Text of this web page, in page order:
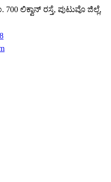
700 ಲಿಕ್ವಾನ್ ರಸ್ತೆ, ಪುಟುವೊ ಜಿಲ್ಲೆ,